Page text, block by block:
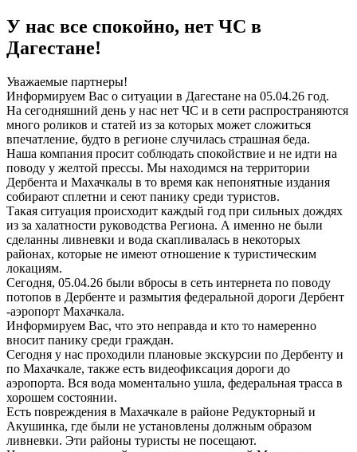
У нас все спокойно, нет ЧС в
Дагестане!
Уважаемые партнеры!
Информируем Вас о ситуации в Дагестане на 05.04.26 год.
На сегодняшний день у нас нет ЧС и в сети распространяются
много роликов и статей из за которых может сложиться
впечатление, будто в регионе случилась страшная беда.
Наша компания просит соблюдать спокойствие и не идти на
поводу у желтой прессы. Мы находимся на территории
Дербента и Махачкалы в то время как непонятные издания
собирают сплетни и сеют панику среди туристов.
Такая ситуация происходит каждый год при сильных дождях
из за халатности руководства Региона. А именно не были
сделанны ливневки и вода скапливалась в некоторых
районах, которые не имеют отношение к туристическим
локациям.
Сегодня, 05.04.26 были вбросы в сеть интернета по поводу
потопов в Дербенте и размытия федеральной дороги Дербент
-аэропорт Махачкала.
Информируем Вас, что это неправда и кто то намеренно
вносит панику среди граждан.
Сегодня у нас проходили плановые экскурсии по Дербенту и
по Махачкале, также есть видеофиксация дороги до
аэропорта. Вся вода моментально ушла, федеральная трасса в
хорошем состоянии.
Есть повреждения в Махачкале в районе Редукторный и
Акушинка, где были не установлены должным образом
ливневки. Эти районы туристы не посещают.